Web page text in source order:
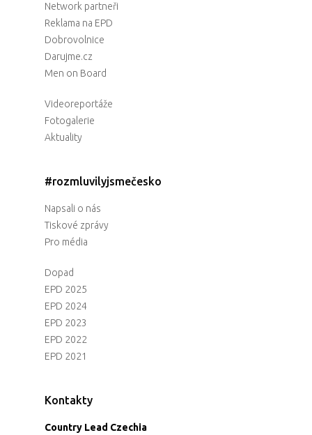
Network partneři
Reklama na EPD
Dobrovolnice
Darujme.cz
Men on Board
Videoreportáže
Fotogalerie
Aktuality
#rozmluvilyjsmečesko
Napsali o nás
Tiskové zprávy
Pro média
Dopad
EPD 2025
EPD 2024
EPD 2023
EPD 2022
EPD 2021
Kontakty
Country Lead Czechia